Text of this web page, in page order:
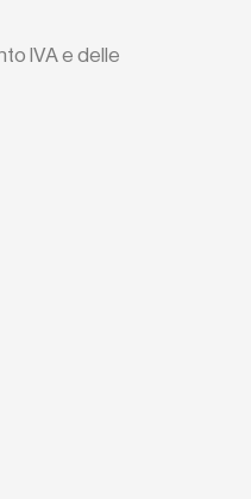
IVA e delle